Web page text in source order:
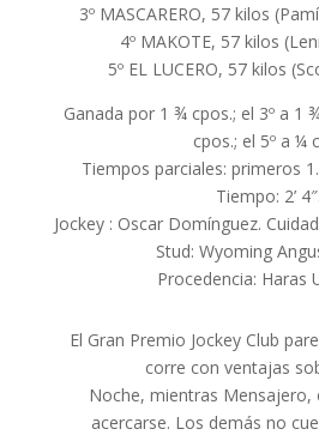
3º MASCARERO, 57 kilos
4º MAKOTE, 57 kilos
5º EL LUCERO, 57 kilos
Ganada por 1 ¾ cpos.; el 3º a 1
cpos.; el 5º a ¼
Tiempos parciales: primeros
Tiempo: 2’ 4″.
Jockey : Oscar Domínguez.
Stud: Wyoming
Procedencia: Haras
El Gran Premio Jockey Club
corre con ventajas
Noche, mientras Mensajero,
acercarse. Los demás no